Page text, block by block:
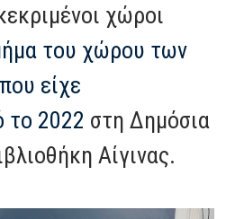
χώροι
του χώρου των
είχε
το 2022 στη Δημόσια
Αίγινας.